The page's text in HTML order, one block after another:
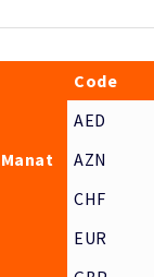
Code
AED
AZN
CHF
EUR